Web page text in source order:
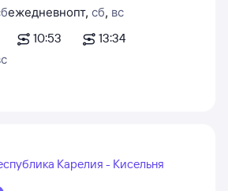
ежедневно
10:53
пт, сб, вс
13:34
Карелия - Кисельня